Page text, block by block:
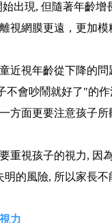
出現, 但隨著年齡
視網膜更遠，更加
近視年齡從下降的問
不會吵鬧就好了"的作
方面更要注意孩子所
重視孩子的視力, 因
的風險, 所以家長不
力